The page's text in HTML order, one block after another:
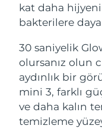
kat daha
bakterilere
30 saniyelik
olursanız olun
aydınlık bir
mini 3, farklı
ve daha kalın
temizleme
For
Nemlendirme
Deep
Near-
device
Hybrid
Smart
FAQ™
Yaşlanma karşıtı
Bosna-Hersek
Bulgaristan
Kanada
Şili